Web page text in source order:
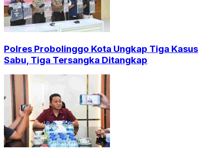
Polres Probolinggo Kota Ungkap Tiga Kasus
Sabu, Tiga Tersangka Ditangkap